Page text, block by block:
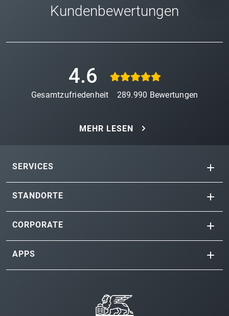
Kundenbewertungen
4.6
Gesamtzufriedenheit 289.990 Bewertungen
MEHR LESEN
SERVICES
STANDORTE
CORPORATE
APPS